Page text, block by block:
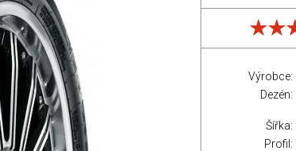
Výrobce:
Dezén:
Šířka:
Profil: